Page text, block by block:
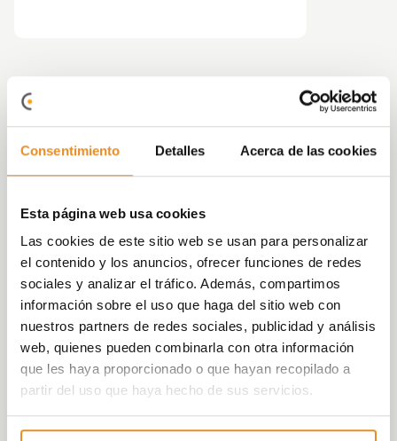
Consentimiento Detalles Acerca de las cookies
Esta página web usa cookies
Las cookies de este sitio web se usan para personalizar
el contenido y los anuncios, ofrecer funciones de redes
sociales y analizar el tráfico. Además, compartimos
información sobre el uso que haga del sitio web con
nuestros partners de redes sociales, publicidad y análisis
web, quienes pueden combinarla con otra información
que les haya proporcionado o que hayan recopilado a
partir del uso que haya hecho de sus servicios.
situada en Leganés, en la zona de Solagua, está
formada por 30 amplias viviendas de 2, 3 y 4
dormitorios con bonitas terrazas, todas ellas
En
Célere Solagua
hemos cuidado todos los
detalles y equipado todos los espacios para que
tu experiencia en el día a día sea única: podrás
refrescarte en los calurosos días de verano en
la piscina, estar tranquilo mientras los niños
juegan sin salir de casa en la zona de juegos que
hemos pensado para ellos o vivir los mejores
momentos con los tuyos en la sala social-
gourmet. En Vía Célere sabemos que la
seguridad es muy importante para ti, por eso
hemos diseñado una urbanización cerrada.